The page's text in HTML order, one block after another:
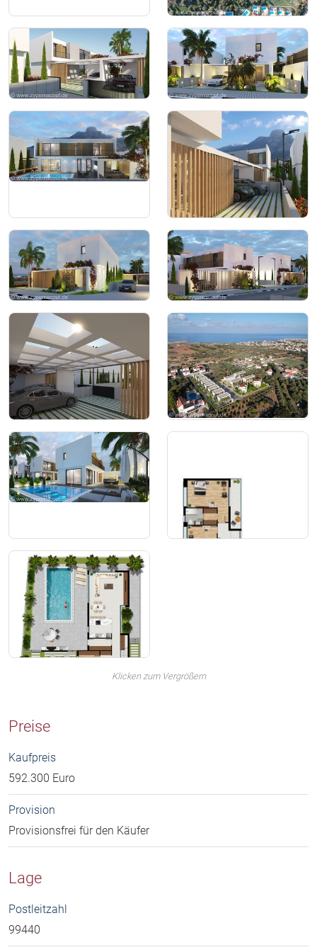
Klicken zum Vergrößern
Preise
Kaufpreis
592.300 Euro
Provision
Provisionsfrei für den Käufer
Lage
Postleitzahl
99440